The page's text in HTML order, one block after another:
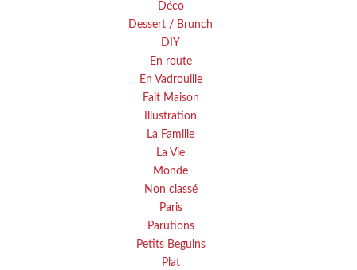
Déco
Dessert / Brunch
DIY
En route
En Vadrouille
Fait Maison
Illustration
La Famille
La Vie
Monde
Non classé
Paris
Parutions
Petits Beguins
Plat